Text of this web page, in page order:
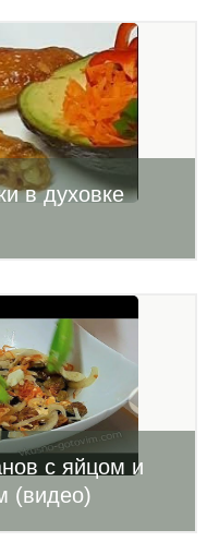
в духовке
с яйцом и
(видео)